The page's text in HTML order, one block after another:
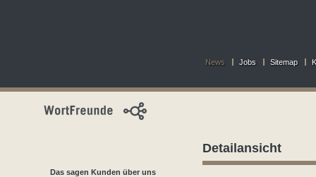
News Jobs Sitemap
Das sagen Kunden über uns
Detailansicht